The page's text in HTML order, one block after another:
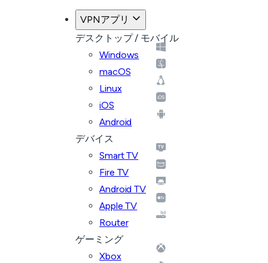
VPNアプリ
デスクトップ / モバイル
Windows
macOS
Linux
iOS
Android
デバイス
Smart TV
Fire TV
Android TV
Apple TV
Router
ゲーミング
Xbox